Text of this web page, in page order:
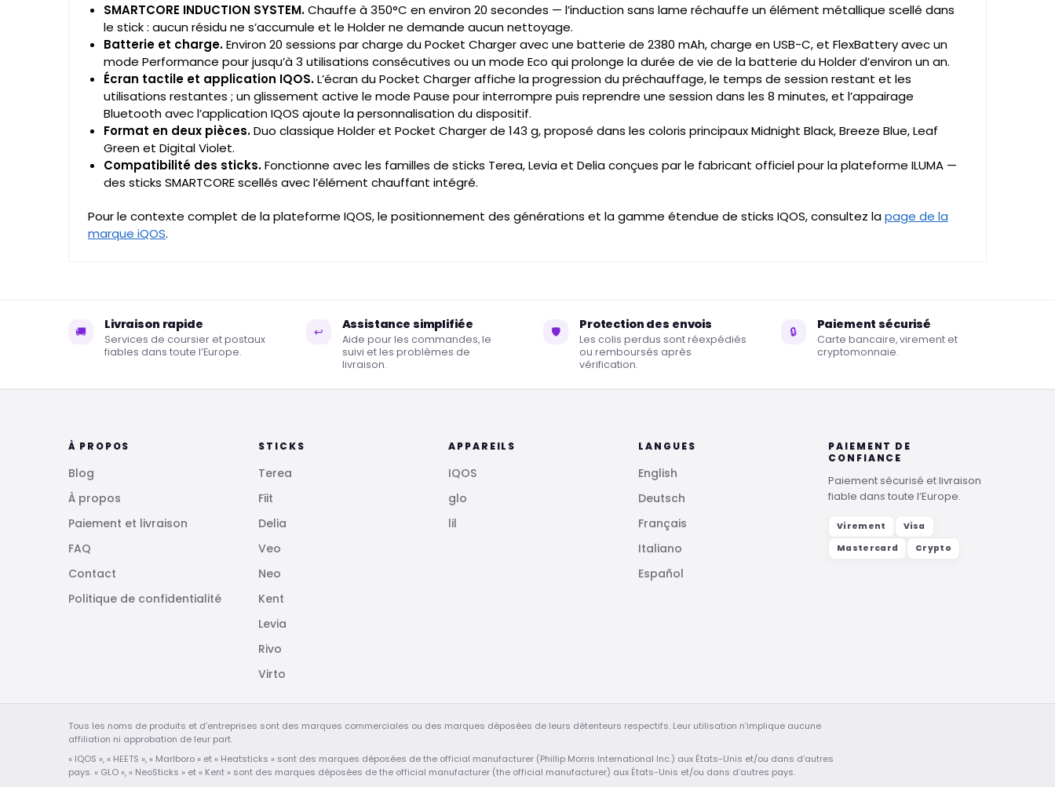
SMARTCORE INDUCTION SYSTEM.Chauffe à 350°C en environ 20 secondes — l’induction sans lame réchauffe un élément métallique scellé dans
le stick : aucun résidu ne s’accumule et le Holder ne demande aucun nettoyage.
Batterie et charge.Environ 20 sessions par charge du Pocket Charger avec une batterie de 2380 mAh, charge en USB-C, et FlexBattery avec un
mode Performance pour jusqu’à 3 utilisations consécutives ou un mode Eco qui prolonge la durée de vie de la batterie du Holder d’environ un an.
Écran tactile et application IQOS.L’écran du Pocket Charger affiche la progression du préchauffage, le temps de session restant et les
utilisations restantes ; un glissement active le mode Pause pour interrompre puis reprendre une session dans les 8 minutes, et l’appairage
Bluetooth avec l’application IQOS ajoute la personnalisation du dispositif.
Format en deux pièces.Duo classique Holder et Pocket Charger de 143 g, proposé dans les coloris principaux Midnight Black, Breeze Blue, Leaf
Green et Digital Violet.
Compatibilité des sticks.Fonctionne avec les familles de sticks Terea, Levia et Delia conçues par le fabricant officiel pour la plateforme ILUMA —
des sticks SMARTCORE scellés avec l’élément chauffant intégré.
Pour le contexte complet de la plateforme IQOS, le positionnement des générations et la gamme étendue de sticks IQOS, consultez lapage de la
marque iQOS.
🚚 Livraison rapide
Services de coursier et postaux
fiables dans toute l’Europe.
↩ Assistance simplifiée
Aide pour les commandes, le
suivi et les problèmes de
livraison.
🛡 Protection des envois
Les colis perdus sont réexpédiés
ou remboursés après
vérification.
🔒 Paiement sécurisé
Carte bancaire, virement et
cryptomonnaie.
À PROPOS
Blog
À propos
Paiement et livraison
FAQ
Contact
Politique de confidentialité
STICKS
Terea
Fiit
Delia
Veo
Neo
Kent
Levia
Rivo
Virto
APPAREILS
IQOS
glo
lil
LANGUES
English
Deutsch
Français
Italiano
Español
PAIEMENT DE
CONFIANCE
Paiement sécurisé et livraison
fiable dans toute l’Europe.
Virement
Visa
Mastercard
Crypto
Tous les noms de produits et d’entreprises sont des marques commerciales ou des marques déposées de leurs détenteurs respectifs. Leur utilisation n’implique aucune
affiliation ni approbation de leur part.
« IQOS », « HEETS », « Marlboro » et « Heatsticks » sont des marques déposées de the official manufacturer (Phillip Morris International Inc.) aux États-Unis et/ou dans d’autres
pays. « GLO », « NeoSticks » et « Kent » sont des marques déposées de the official manufacturer (the official manufacturer) aux États-Unis et/ou dans d’autres pays.